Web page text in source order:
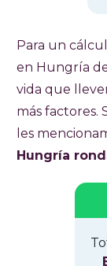
Para un
en Hungría
vida que
más factores.
les
Hungría